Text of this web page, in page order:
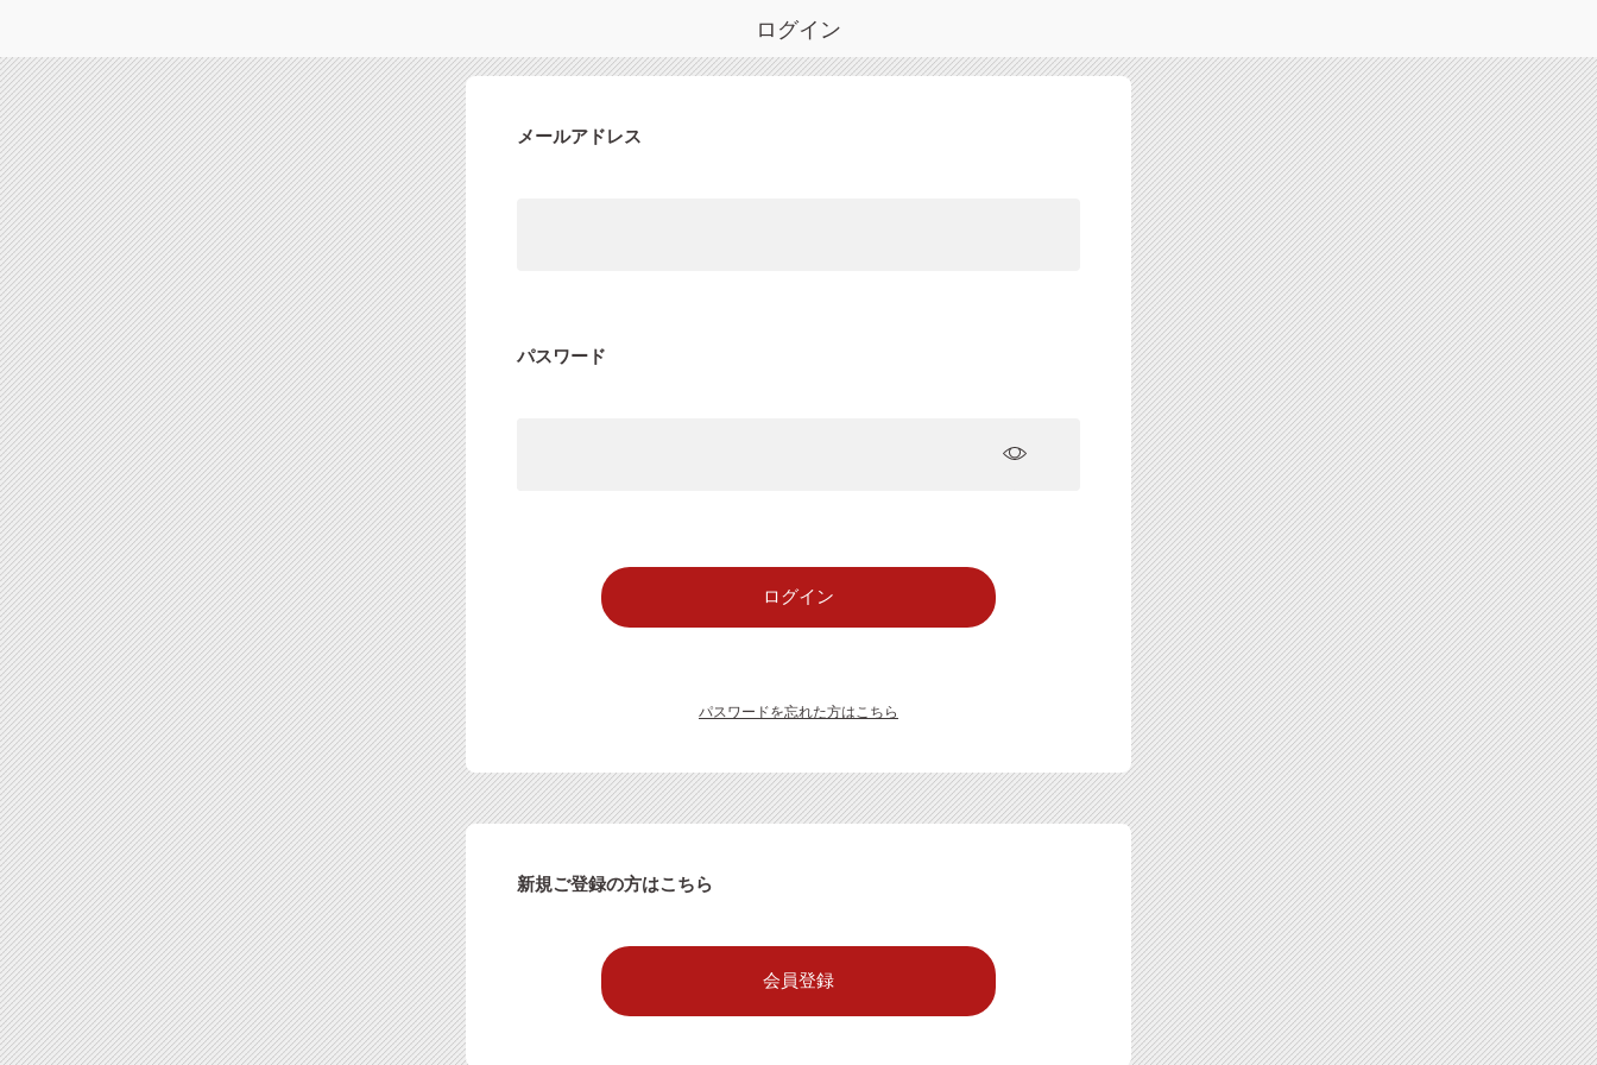
ログイン
メールアドレス
パスワード
パスワードを忘れた方はこちら
新規ご登録の方はこちら
会員登録